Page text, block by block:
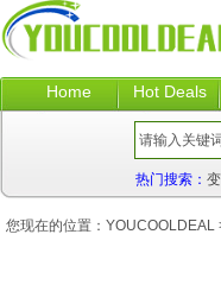
Home Hot Deals
热门搜索：
您现在的位置： YOUCOOLDEAL